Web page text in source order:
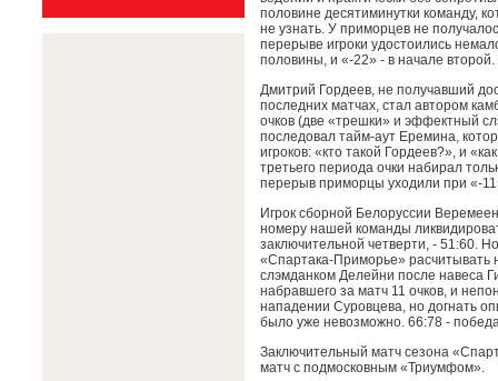
половине десятиминутки команду,
не узнать. У приморцев не
перерыве игроки удостоились
половины, и «-22» - в начале второй.
Дмитрий Гордеев, не получавший
последних матчах, стал автором
очков (две «трешки» и эффектный
последовал тайм-аут Еремина,
игроков: «кто такой Гордеев?», и
третьего периода очки набирал
перерыв приморцы уходили при «-
Игрок сборной Белоруссии
номеру нашей команды
заключительной четверти, - 51:60.
«Спартака-Приморье» расчитывать
слэмданком Делейни после навеса
набравшего за матч 11 очков, и
нападении Суровцева, но догнать
было уже невозможно. 66:78 -
Заключительный матч сезона
матч с подмосковным «Триумфом».